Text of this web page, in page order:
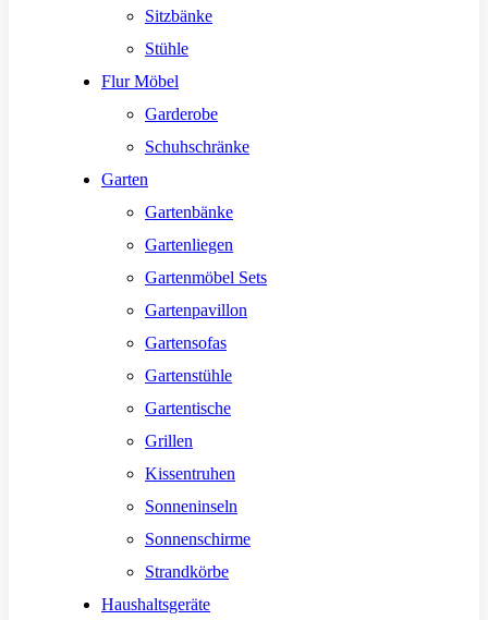
Sitzbänke
Stühle
Flur Möbel
Garderobe
Schuhschränke
Garten
Gartenbänke
Gartenliegen
Gartenmöbel Sets
Gartenpavillon
Gartensofas
Gartenstühle
Gartentische
Grillen
Kissentruhen
Sonneninseln
Sonnenschirme
Strandkörbe
Haushaltsgeräte